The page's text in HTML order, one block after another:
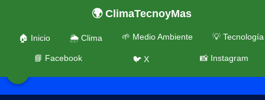
🌍 ClimaTecnoyMas
🏠 Inicio 🌦️ Clima 🌱 Medio Ambiente 💡 Tecnología
📘 Facebook 🐦 X 📸 Instagram